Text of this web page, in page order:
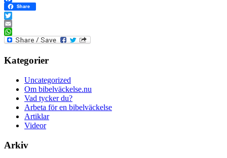
Facebook
Share
Twitter
Email
WhatsApp
Kategorier
Uncategorized
Om bibelväckelse.nu
Vad tycker du?
Arbeta för en bibelväckelse
Artiklar
Videor
Arkiv